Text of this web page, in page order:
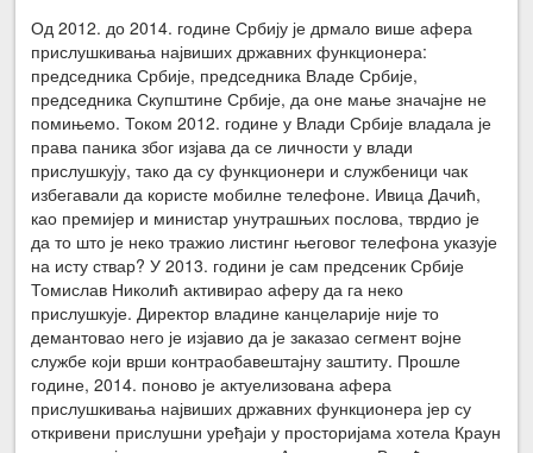
Од 2012. до 2014. године Србију је дрмало више афера
прислушкивања највиших државних функционера:
председника Србије, председника Владе Србије,
председника Скупштине Србије, да оне мање значајне не
помињемо. Током 2012. године у Влади Србије владала је
права паника због изјава да се личности у влади
прислушкују, тако да су функционери и службеници чак
избегавали да користе мобилне телефоне. Ивица Дачић,
као премијер и министар унутрашњих послова, тврдио је
да то што је неко тражио листинг његовог телефона указује
на исту ствар? У 2013. години је сам предсеник Србије
Томислав Николић активирао аферу да га неко
прислушкује. Директор владине канцеларије није то
демантовао него је изјавио да је заказао сегмент војне
службе који врши контраобавештајну заштиту. Прошле
године, 2014. поново је актуелизована афера
прислушкивања највиших државних функционера јер су
откривени прислушни уређаји у просторијама хотела Краун